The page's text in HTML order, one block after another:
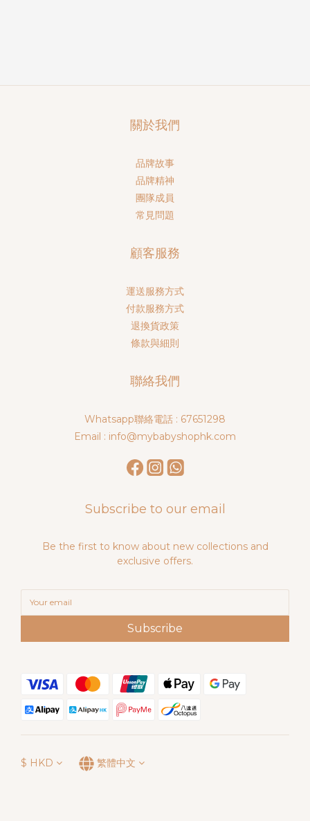
關於我們
品牌故事
品牌精神
團隊成員
常見問題
顧客服務
運送服務方式
付款服務方式
退換貨政策
條款與細則
聯絡我們
Whatsapp聯絡電話 : 67651298
Email : info@mybabyshophk.com
Subscribe to our email
Be the first to know about new collections and
exclusive offers.
Subscribe
$ HKD 繁體中文